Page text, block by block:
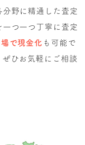
野に精通した査定
つ一つ丁寧に査定
で現金化 も可能で
ひお気軽にご相談